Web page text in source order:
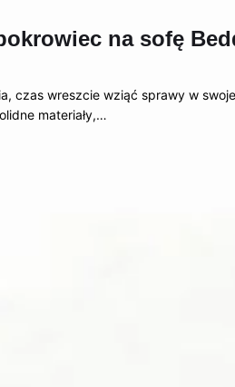
na sofę
czas wreszcie wziąć sprawy w
materiały,…